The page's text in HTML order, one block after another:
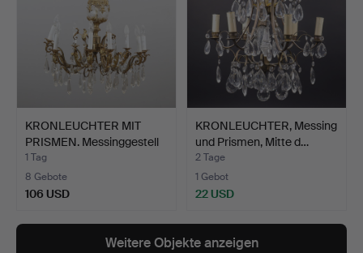
KRONLEUCHTER MIT
PRISMEN. Messinggestell
m…
1 Tag
8 Gebote
106 USD
KRONLEUCHTER, Messing
und Prismen, Mitte d…
2 Tage
1 Gebot
22 USD
Weitere Objekte anzeigen